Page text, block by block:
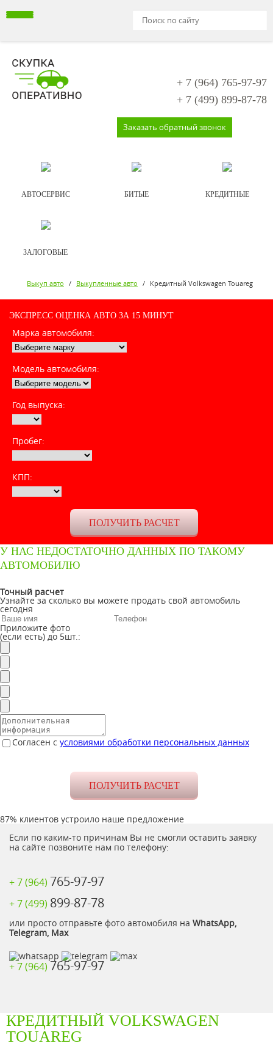
+ 7 (964) 765-97-97
+ 7 (499) 899-87-78
Заказать обратный звонок
АВТОСЕРВИС БИТЫЕ КРЕДИТНЫЕ
ЗАЛОГОВЫЕ
Выкуп авто / Выкупленные авто / Кредитный Volkswagen Touareg
ЭКСПРЕСС ОЦЕНКА АВТО ЗА 15 МИНУТ
Марка автомобиля:
Модель автомобиля:
Год выпуска:
Пробег:
КПП:
У НАС НЕДОСТАТОЧНО ДАННЫХ ПО ТАКОМУ
АВТОМОБИЛЮ
Точный расчет
Узнайте за сколько вы можете продать свой автомобиль
сегодня
Приложите фото
(если есть) до 5шт.:
Согласен с условиями обработки персональных данных
87% клиентов устроило наше предложение
Если по каким-то причинам Вы не смогли оставить заявку
на сайте позвоните нам по телефону:
+ 7 (964) 765-97-97
+ 7 (499) 899-87-78
или просто отправьте фото автомобиля на WhatsApp,
Telegram, Max
+ 7 (964) 765-97-97
КРЕДИТНЫЙ VOLKSWAGEN
TOUAREG